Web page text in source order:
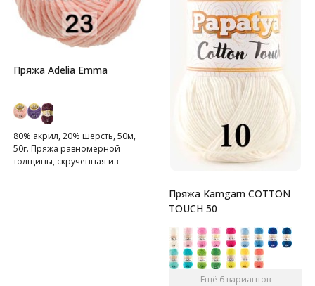
Пряжа Adelia Emma
80% акрил, 20% шерсть, 50м,
50г. Пряжа равномерной
толщины, скрученная из
Пряжа Kamgarn COTTON
TOUCH 50
Ещё 6 вариантов